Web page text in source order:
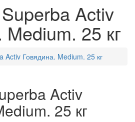
Activ
25 кг
Activ Говядина. Medium. 25 кг
Activ
25 кг